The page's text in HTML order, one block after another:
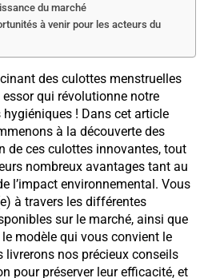
du marché
à venir pour les acteurs du
des culottes menstruelles
qui révolutionne notre
! Dans cet article
à la découverte des
de ces culottes innovantes, tout
nombreux avantages tant au
l’impact environnemental. Vous
à travers les différentes
sur le marché, ainsi que
modèle qui vous convient le
livrerons nos précieux conseils
pour préserver leur efficacité, et